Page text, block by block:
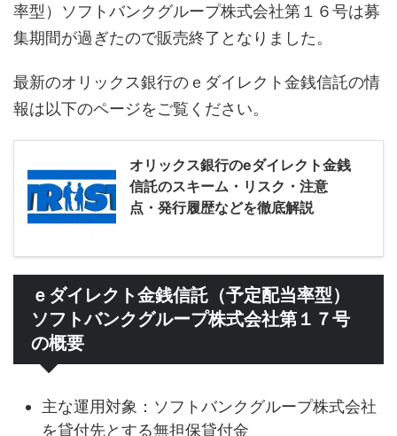
率型）ソフトバンクグループ株式会社第１６号は募
集期間が過ぎたので販売終了となりました。
最新のオリックス銀行のｅダイレクト金銭信託の情
報は以下のページをご覧ください。
オリックス銀行のeダイレクト金銭
信託のスキーム・リスク・注意
点・発行履歴などを徹底解説
ｅダイレクト金銭信託（予定配当率型）
ソフトバンクグループ株式会社第１７号
の概要
主な運用対象：ソフトバンクグループ株式会社
を貸付先とする無担保貸付金